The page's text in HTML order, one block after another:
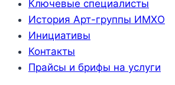
Ключевые специалисты
История Арт-группы ИМХО
Инициативы
Контакты
Прайсы и брифы на услуги